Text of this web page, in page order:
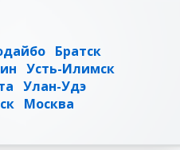
Братск
Усть-Илимск
Улан-Удэ
Москва